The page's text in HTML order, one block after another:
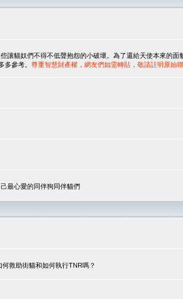
貓奴們不得不低聲抱怨的小破壞。為了還給天使本來的
多參考。 尊重智慧財產權，網友們如需轉貼，敬請註明原始
最心愛的同伴狗同伴貓們
救助街貓和如何執行TNR嗎？